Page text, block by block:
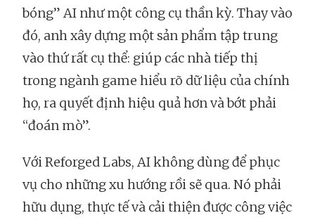
bóng” AI như một công cụ thần kỳ. Thay vào
đó, anh xây dựng một sản phẩm tập trung
vào thứ rất cụ thể: giúp các nhà tiếp thị
trong ngành game hiểu rõ dữ liệu của chính
họ, ra quyết định hiệu quả hơn và bớt phải
“đoán mò”.
Với Reforged Labs, AI không dùng để phục
vụ cho những xu hướng rồi sẽ qua. Nó phải
hữu dụng, thực tế và cải thiện được công việc